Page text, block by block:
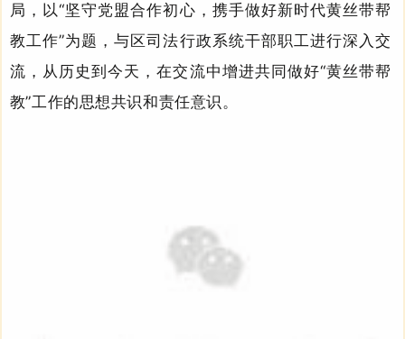
局，以“坚守党盟合作初心，携手做好新时代黄丝带帮
教工作”为题，与区司法行政系统干部职工进行深入交
流，从历史到今天，在交流中增进共同做好“黄丝带帮
教”工作的思想共识和责任意识。